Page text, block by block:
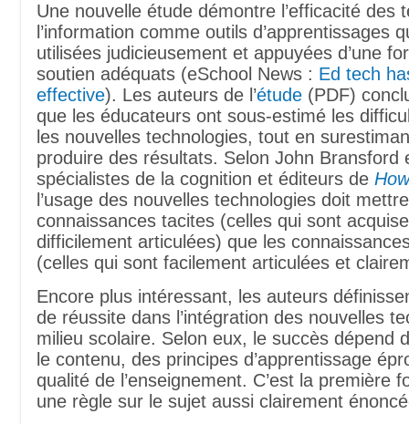
Une nouvelle étude démontre l’efficacité des
l’information comme outils d’apprentissages
utilisées judicieusement et appuyées d’une
soutien adéquats (eSchool News : Ed tech
effective). Les auteurs de l’étude (PDF)
que les éducateurs ont sous-estimé les
les nouvelles technologies, tout en
produire des résultats. Selon John Bransford
spécialistes de la cognition et éditeurs de
l’usage des nouvelles technologies doit
connaissances tacites (celles qui sont
difficilement articulées) que les
(celles qui sont facilement articulées et
Encore plus intéressant, les auteurs
de réussite dans l’intégration des nouvelles
milieu scolaire. Selon eux, le succès dépend
le contenu, des principes d’apprentissage
qualité de l’enseignement. C’est la première
une règle sur le sujet aussi clairement